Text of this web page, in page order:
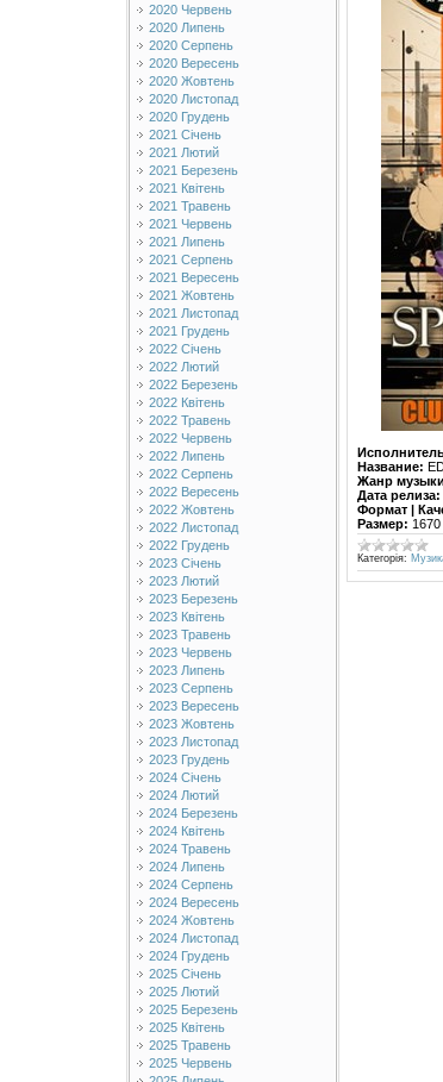
2020 Червень
2020 Липень
2020 Серпень
2020 Вересень
2020 Жовтень
2020 Листопад
2020 Грудень
2021 Січень
2021 Лютий
2021 Березень
2021 Квітень
2021 Травень
2021 Червень
2021 Липень
2021 Серпень
2021 Вересень
2021 Жовтень
2021 Листопад
2021 Грудень
2022 Січень
2022 Лютий
2022 Березень
2022 Квітень
2022 Травень
2022 Червень
2022 Липень
2022 Серпень
2022 Вересень
2022 Жовтень
2022 Листопад
2022 Грудень
2023 Січень
2023 Лютий
2023 Березень
2023 Квітень
2023 Травень
2023 Червень
2023 Липень
2023 Серпень
2023 Вересень
2023 Жовтень
2023 Листопад
2023 Грудень
2024 Січень
2024 Лютий
2024 Березень
2024 Квітень
2024 Травень
2024 Липень
2024 Серпень
2024 Вересень
2024 Жовтень
2024 Листопад
2024 Грудень
2025 Січень
2025 Лютий
2025 Березень
2025 Квітень
2025 Травень
2025 Червень
Название:
Жанр
Дата релиза:
Формат |
Размер:
Категорія: